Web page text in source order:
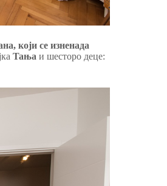
који се изненада
Taња и шесторо деце: